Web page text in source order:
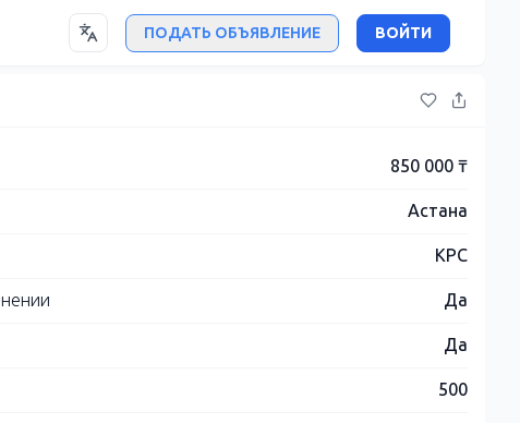
ПОДАТЬ ОБЪЯВЛЕНИЕ ВОЙТИ
850 000 ₸
Астана
КРС
Да
Да
500